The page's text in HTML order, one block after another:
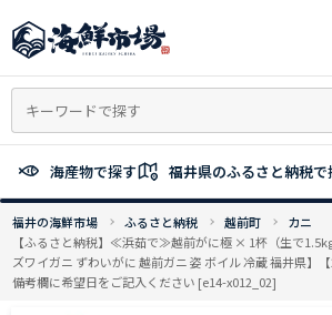
ン
ン
へ
ッ
海産物で探す 福井県のふるさと納税で
福井の海鮮市場 ふるさと納税 越前町
カニ
【ふるさと納税】≪浜茹で≫越前がに極 × 1杯（生で
ズワイガニ ずわいがに 越前ガニ 姿 ボイル 冷蔵 福井県】
備考欄に希望日をご記入ください [e14-x012_02]